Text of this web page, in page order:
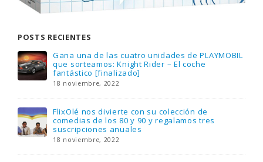
POSTS RECIENTES
Gana una de las cuatro unidades de PLAYMOBIL
que sorteamos: Knight Rider – El coche
fantástico [finalizado]
18 noviembre, 2022
FlixOlé nos divierte con su colección de
comedias de los 80 y 90 y regalamos tres
suscripciones anuales
18 noviembre, 2022